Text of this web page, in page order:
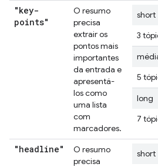
"key-
points"
O resumo
precisa
extrair os
pontos mais
importantes
da entrada e
apresentá-
los como
uma lista
com
marcadores.
short
3
5
long
7
"headline"
O resumo
precisa
short